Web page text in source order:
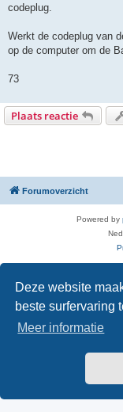
Deze website
beste surfervaring
Meer informatie
e
e
r
h
codeplug.
Werkt de codeplug van
op de computer om de
73
Plaats reactie
Forumoverzicht
Powered by